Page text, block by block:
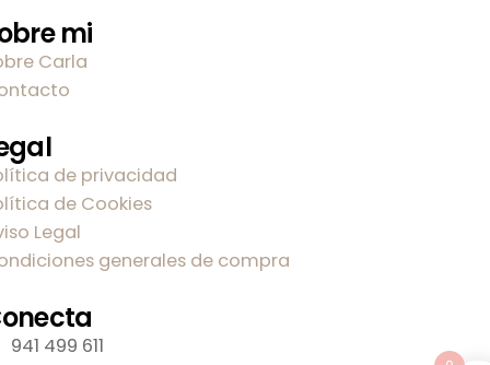
mi
Carla
de privacidad
de Cookies
Legal
generales de compra
941 499 611